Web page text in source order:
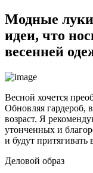
Модные луки
идеи, что
весенней
Весной хочется
Обновляя гардероб,
возраст. Я
утонченных и
и будут
Деловой образ